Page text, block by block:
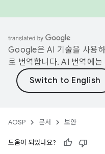
Google은 AI 기술을 사용
로 번역합니다. AI 번역에
AOSP 문서 보안
도움이 되었나요?